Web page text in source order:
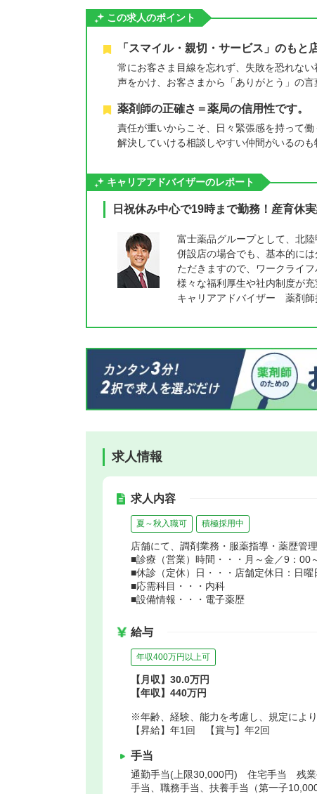
この求人のポイント
「スマイル・親切・サービス」のもと
常にお客さま目線を忘れず、失敗を恐れな
声をかけ、お客さまから「ありがとう」の
薬剤師の正確さ＝薬局の信用性です。
責任が重いからこそ、日々緊張感を持って
解決していける相談しやすい仲間がいるのも
キャリアアドバイザーのレポート
日祝休み中心で19時まで勤務！産育休
富士薬品グループとして、北
併設店の場合でも、基本的に
ただきますので、ワークライ
様々な福利厚生や社内制度が
キャリアアドバイザー 薬剤師
求人情報
求人内容
夏～秋入職可 積極採用中
店舗にて、調剤業務・服薬指導・薬歴管
■診療（営業）時間・・・月～金／9：00
■休診（定休）日・・・店舗定休日：日曜
■応需科目・・・内科
■設備情報・・・電子薬歴
給与
年収400万円以上可
【月収】30.0万円
【年収】440万円
※年齢、経験、能力を考慮し、規定により
【昇給】年1回 【賞与】年2回
手当
通勤手当(上限30,000円) 住宅手当 残
手当、職務手当、扶養手当（第一子